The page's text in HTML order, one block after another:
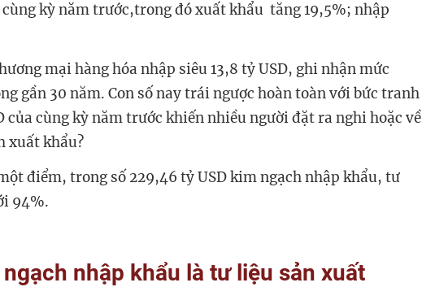
cùng kỳ năm trước,trong đó xuất khẩu tăng 19,5%; nhập
mại hàng hóa nhập siêu 13,8 tỷ USD, ghi nhận mức
gần 30 năm. Con số nay trái ngược hoàn toàn với bức tranh
của cùng kỳ năm trước khiến nhiều người đặt ra nghi hoặc về
xuất khẩu?
điểm, trong số 229,46 tỷ USD kim ngạch nhập khẩu, tư
94%.
nhập khẩu là tư liệu sản xuất